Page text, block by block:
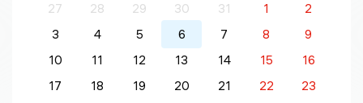
27
28 29 30 31 1
2
3
4 5 6 7 8
9
10
11 12 13 14 15
16
17
18 19 20 21 22
23